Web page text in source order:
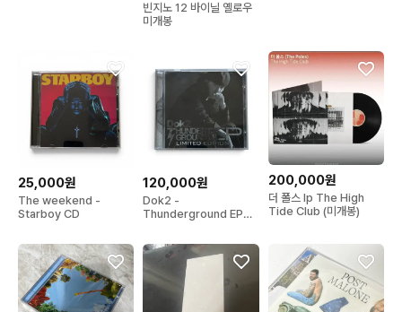
빈지노 12 바이닐 옐로우
미개봉
25,000원
The weekend -
Starboy CD
120,000원
Dok2 -
Thunderground EP
200,000원
더 폴스 lp The High
Tide Club (미개봉)